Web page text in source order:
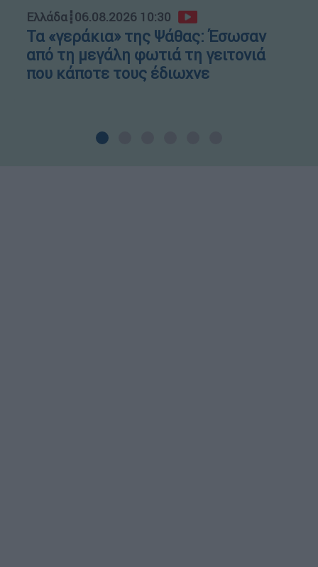
Ελλάδα┋06.08.2026 10:30
Τα «γεράκια» της Ψάθας: Έσωσαν
από τη μεγάλη φωτιά τη γειτονιά
που κάποτε τους έδιωχνε